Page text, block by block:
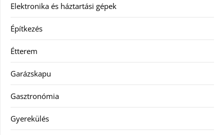
Elektronika és háztartási gépek
Építkezés
Étterem
Garázskapu
Gasztronómia
Gyerekülés